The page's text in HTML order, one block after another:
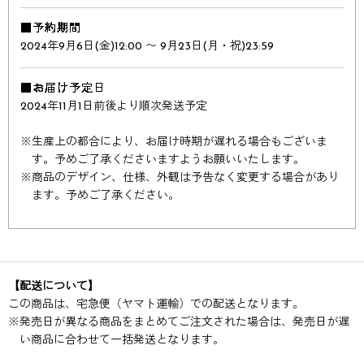
■予約期間
2024年9月6日(金)12:00 〜 9月23日(月・祝)23:59
■お届け予定日
2024年11月1日前後より順次発送予定
※生産上の都合により、お届け時期が遅れる場合もございま
す。予めご了承くださいますようお願いいたします。
※ 商品のデザイン、仕様、外観は予告なく変更する場合があり
ます。予めご了承ください。
【配送について】
この商品は、宅急便（ヤマト運輸）での配送となります。
※発売日が異なる商品をまとめてご注文された場合は、発売日が遅
い商品に合わせて一括発送となります。